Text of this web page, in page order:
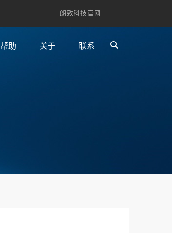
朗致科技官网
帮助 关于 联系